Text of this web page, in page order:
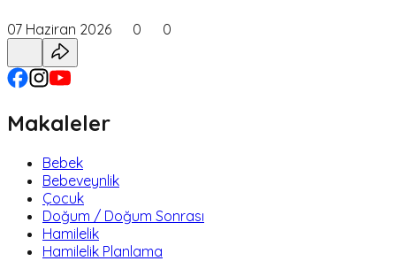
07 Haziran 2026 0 0
Makaleler
Bebek
Bebeveynlik
Çocuk
Doğum / Doğum Sonrası
Hamilelik
Hamilelik Planlama